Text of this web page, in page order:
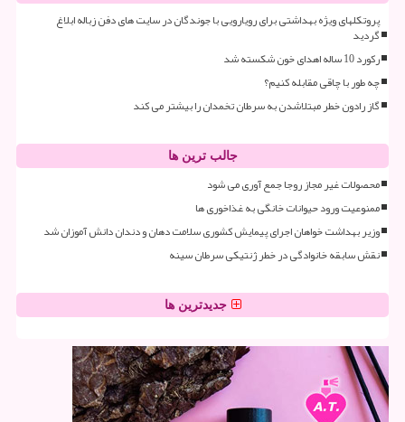
پروتکلهای ویژه بهداشتی برای رویارویی با جوندگان در سایت های دفن زباله ابلاغ
گردید
رکورد 10 ساله اهدای خون شکسته شد
چه طور با چاقی مقابله کنیم؟
گاز رادون خطر مبتلاشدن به سرطان تخمدان را بیشتر می کند
جالب ترین ها
محصولات غیر مجاز روجا جمع آوری می شود
ممنوعیت ورود حیوانات خانگی به غذاخوری ها
وزیر بهداشت خواهان اجرای پیمایش کشوری سلامت دهان و دندان دانش آموزان شد
نقش سابقه خانوادگی در خطر ژنتیکی سرطان سینه
جدیدترین ها